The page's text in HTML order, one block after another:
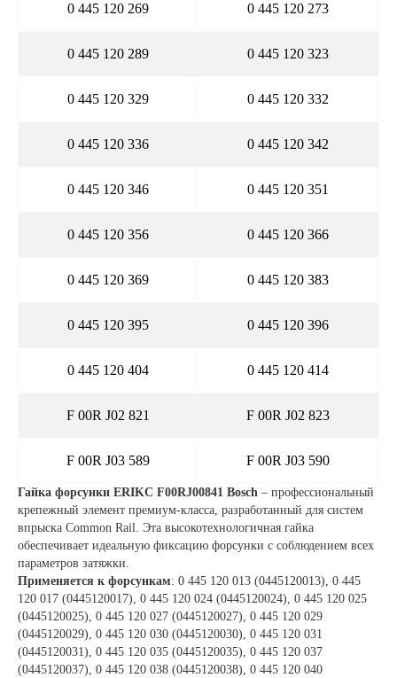
0 445 120 269 0 445 120 273
0 445 120 289 0 445 120 323
0 445 120 329 0 445 120 332
0 445 120 336 0 445 120 342
0 445 120 346 0 445 120 351
0 445 120 356 0 445 120 366
0 445 120 369 0 445 120 383
0 445 120 395 0 445 120 396
0 445 120 404 0 445 120 414
F 00R J02 821 F 00R J02 823
F 00R J03 589 F 00R J03 590
Гайка форсунки ERIKC F00RJ00841 Bosch – профессиональный
крепежный элемент премиум-класса, разработанный для систем
впрыска Common Rail. Эта высокотехнологичная гайка
обеспечивает идеальную фиксацию форсунки с соблюдением всех
параметров затяжки.
Применяется к форсункам: 0 445 120 013 (0445120013), 0 445
120 017 (0445120017), 0 445 120 024 (0445120024), 0 445 120 025
(0445120025), 0 445 120 027 (0445120027), 0 445 120 029
(0445120029), 0 445 120 030 (0445120030), 0 445 120 031
(0445120031), 0 445 120 035 (0445120035), 0 445 120 037
(0445120037), 0 445 120 038 (0445120038), 0 445 120 040